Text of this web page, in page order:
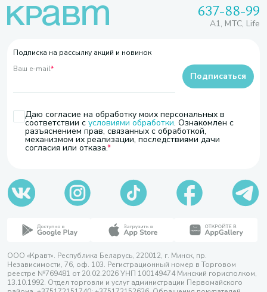
637-88-99
A1, МТС, Life
Подписка на рассылку акций и новинок
Ваш e-mail*
Даю согласие на обработку моих персональных в
соответствии с условиями обработки. Ознакомлен с
разъяснением прав, связанных с обработкой,
механизмом их реализации, последствиями дачи
согласия или отказа.
Подписаться
ООО «Кравт». Республика Беларусь, 220012, г. Минск, пр.
Независимости, 76, оф. 103. Регистрационный номер в Торговом
реестре №769481 от 20.02.2026 УНП 100149474 Минский горисполком,
13.10.1992. Отдел торговли и услуг администрации Первомайского